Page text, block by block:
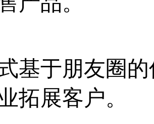
基于朋友圈
拓展客户。